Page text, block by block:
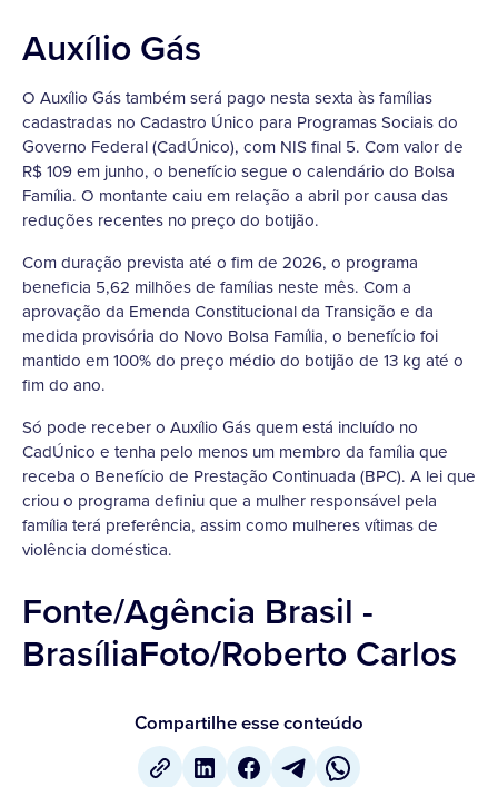
Auxílio Gás
O Auxílio Gás também será pago nesta sexta às famílias
cadastradas no Cadastro Único para Programas Sociais do
Governo Federal (CadÚnico), com NIS final 5. Com valor de
R$ 109 em junho, o benefício segue o calendário do Bolsa
Família. O montante caiu em relação a abril por causa das
reduções recentes no preço do botijão.
Com duração prevista até o fim de 2026, o programa
beneficia 5,62 milhões de famílias neste mês. Com a
aprovação da Emenda Constitucional da Transição e da
medida provisória do Novo Bolsa Família, o benefício foi
mantido em 100% do preço médio do botijão de 13 kg até o
fim do ano.
Só pode receber o Auxílio Gás quem está incluído no
CadÚnico e tenha pelo menos um membro da família que
receba o Benefício de Prestação Continuada (BPC). A lei que
criou o programa definiu que a mulher responsável pela
família terá preferência, assim como mulheres vítimas de
violência doméstica.
Fonte/Agência Brasil -
BrasíliaFoto/Roberto Carlos
Compartilhe esse conteúdo